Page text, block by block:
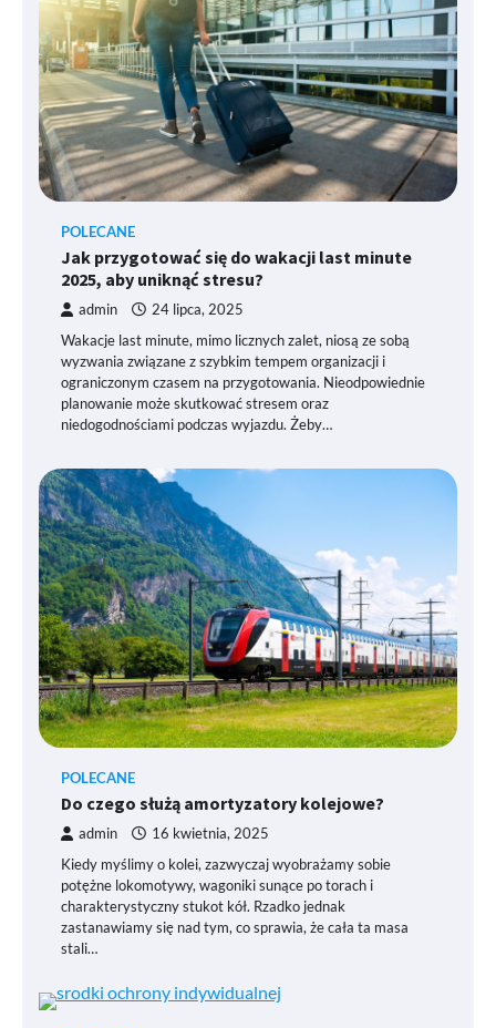
POLECANE
Jak przygotować się do wakacji last minute
2025, aby uniknąć stresu?
admin 24 lipca, 2025
Wakacje last minute, mimo licznych zalet, niosą ze sobą
wyzwania związane z szybkim tempem organizacji i
ograniczonym czasem na przygotowania. Nieodpowiednie
planowanie może skutkować stresem oraz
niedogodnościami podczas wyjazdu. Żeby…
POLECANE
Do czego służą amortyzatory kolejowe?
admin 16 kwietnia, 2025
Kiedy myślimy o kolei, zazwyczaj wyobrażamy sobie
potężne lokomotywy, wagoniki sunące po torach i
charakterystyczny stukot kół. Rzadko jednak
zastanawiamy się nad tym, co sprawia, że cała ta masa
stali…